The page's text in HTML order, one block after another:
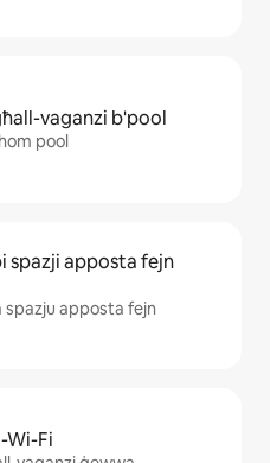
vaganzi b'pool
pool
spazji apposta fejn
spazju apposta fejn
Wi-Fi